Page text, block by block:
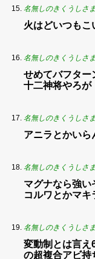
名無しのきくうしさま
火はどいつもこ
名無しのきくうしさま
せめてバフター
十二神将やろが
名無しのきくうしさま
アニラとかいら
名無しのきくうしさま
マグナなら強い
コルワとかマキ
名無しのきくうしさま
変動制とは言え
の超複合アビ持